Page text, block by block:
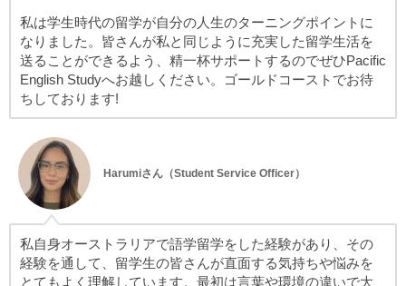
私は学生時代の留学が自分の人生のターニングポイントに
なりました。皆さんが私と同じように充実した留学生活を
送ることができるよう、精一杯サポートするのでぜひPacific
English Studyへお越しください。ゴールドコーストでお待
ちしております!
Harumiさん（Student Service Officer）
私自身オーストラリアで語学留学をした経験があり、その
経験を通して、留学生の皆さんが直面する気持ちや悩みを
とてもよく理解しています。最初は言葉や環境の違いで大